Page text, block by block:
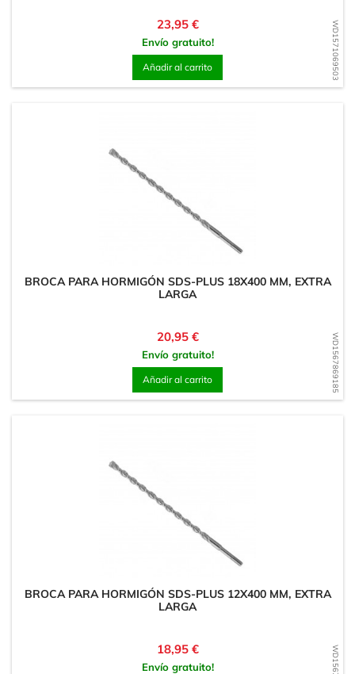
WD1571069503
Precio
23,95 €
Envío gratuito!
Añadir al carrito
WD1567869185
BROCA PARA HORMIGÓN SDS-PLUS 18X400 MM, EXTRA
LARGA
Precio
20,95 €
Envío gratuito!
Añadir al carrito
BROCA PARA HORMIGÓN SDS-PLUS 12X400 MM, EXTRA
LARGA
Precio
18,95 €
Envío gratuito!